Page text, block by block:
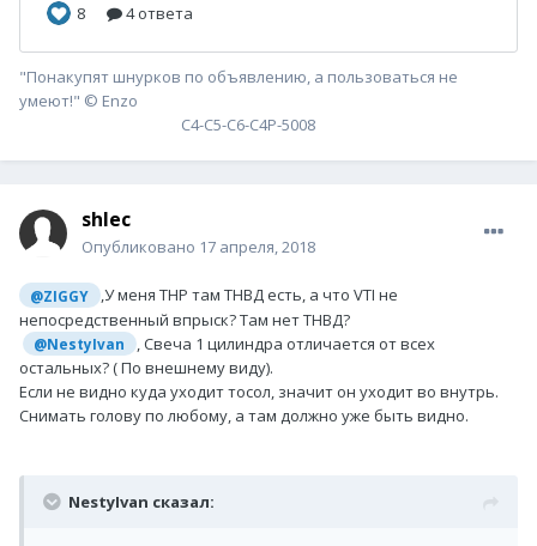
"Понакупят шнурков по объявлению, а пользоваться не
умеют!" © Enzo
С4-С5-С6-С4P-5008
shlec
Опубликовано 17 апреля, 2018
@ZIGGY
,У меня ТНР там ТНВД есть, а что VTI не
непосредственный впрыск? Там нет ТНВД?
@NestyIvan
, Свеча 1 цилиндра отличается от всех
остальных? ( По внешнему виду).
Если не видно куда уходит тосол, значит он уходит во внутрь.
Снимать голову по любому, а там должно уже быть видно.
NestyIvan сказал: